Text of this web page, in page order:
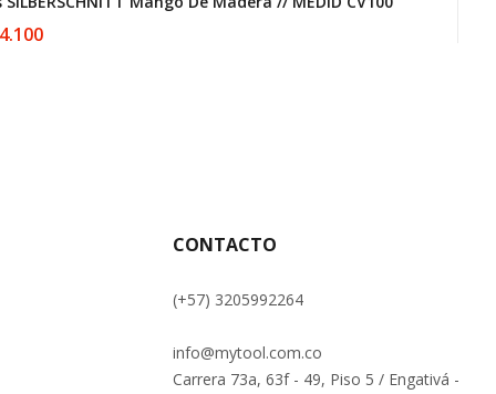
CONTACTO
(+57) 3205992264
info@mytool.com.co
Carrera 73a, 63f - 49, Piso 5 / Engativá -